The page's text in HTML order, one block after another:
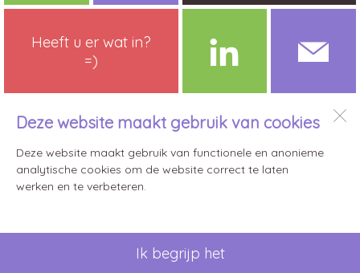
Deze website maakt gebruik van cookies
Deze website maakt gebruik van functionele en anonieme
analytische cookies om de website correct te laten
werken en te verbeteren.
Ik begrijp het
Heeft u er wat in?
=)
JuRstijl
Open desktopversie